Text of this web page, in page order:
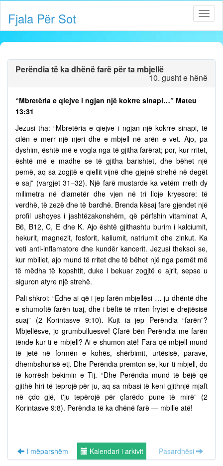
Fjala Për Sot
Perëndia të ka dhënë farë për ta mbjellë
10. gusht e hënë
“Mbretëria e qiejve i ngjan një kokrre sinapi…” Mateu
13:31
Jezusi tha: “Mbretëria e qiejve i ngjan një kokrre sinapi, të
cilën e merr një njeri dhe e mbjell në arën e vet. Ajo, pa
dyshim, është më e vogla nga të gjitha farërat; por, kur rritet,
është më e madhe se të gjitha barishtet, dhe bëhet një
pemë, aq sa zogjtë e qiellit vijnë dhe gjejnë strehë në degët
e saj” (vargjet 31–32). Një farë mustarde ka vetëm rreth dy
milimetra në diametër dhe vjen në tri lloje kryesore: të
verdhë, të zezë dhe të bardhë. Brenda kësaj fare gjendet një
profil ushqyes i jashtëzakonshëm, që përfshin vitaminat A,
B6, B12, C, E dhe K. Ajo është gjithashtu burim i kalciumit,
hekurit, magnezit, fosforit, kaliumit, natriumit dhe zinkut. Ka
veti anti-inflamatore dhe kundër kancerit. Jezusi theksoi se,
kur mbillet, ajo mund të rritet dhe të bëhet një nga pemët më
të mëdha të kopshtit, duke i bekuar zogjtë e ajrit, sepse u
siguron atyre një strehë.
Pali shkroi: “Edhe ai që i jep farën mbjellësi … ju dhëntë dhe
e shumoftë farën tuaj, dhe i bëftë të rriten frytet e drejtësisë
suaj” (2 Korintasve 9:10). Kujt ia jep Perëndia “farën”?
Mbjellësve, jo grumbulluesve! Çfarë bën Perëndia me farën
tënde kur ti e mbjell? Ai e shumon atë! Fara që mbjell mund
të jetë në formën e kohës, shërbimit, urtësisë, parave,
dhembshurisë etj. Dhe Perëndia premton se, kur ti mbjell, do
të korrësh bekimin e Tij. “Dhe Perëndia mund të bëjë që
gjithë hiri të teprojë për ju, aq sa mbasi të keni gjithnjë mjaft
në çdo gjë, t'ju tepërojë për çfarëdo pune të mirë” (2
Korintasve 9:8). Perëndia të ka dhënë farë — mbille atë!
I mëparshëm Kalendari i arkivit Pasardhësi